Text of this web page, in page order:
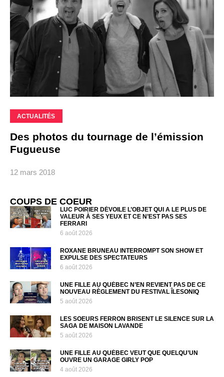
ACTUALITÉS
Des photos du tournage de l’émission
Fugueuse
12 mars 2018
COUPS DE COEUR
LUC POIRIER DÉVOILE L’OBJET QUI A LE PLUS DE
VALEUR À SES YEUX ET CE N’EST PAS SES
FERRARI
6 août 2026
ROXANE BRUNEAU INTERROMPT SON SHOW ET
EXPULSE DES SPECTATEURS
6 août 2026
UNE FILLE AU QUÉBEC N’EN REVIENT PAS DE CE
NOUVEAU RÈGLEMENT DU FESTIVAL ÎLESONIQ
5 août 2026
LES SOEURS FERRON BRISENT LE SILENCE SUR LA
SAGA DE MAISON LAVANDE
5 août 2026
UNE FILLE AU QUÉBEC VEUT QUE QUELQU’UN
OUVRE UN GARAGE GIRLY POP
4 août 2026